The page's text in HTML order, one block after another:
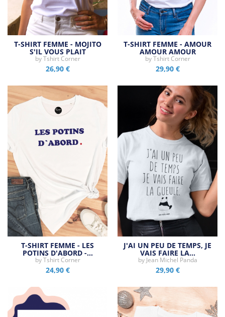
T-SHIRT FEMME - MOJITO
S'IL VOUS PLAIT
byTshirt Corner
26,90 €
T-SHIRT FEMME - AMOUR
AMOUR AMOUR
byTshirt Corner
29,90 €
T-SHIRT FEMME - LES
POTINS D'ABORD -…
byTshirt Corner
24,90 €
J'AI UN PEU DE TEMPS, JE
VAIS FAIRE LA…
by Jean Michel Panda
29,90 €